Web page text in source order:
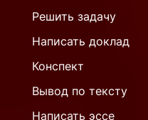
Решить задачу
Написать доклад
Конспект
Вывод по тексту
Написать эссе